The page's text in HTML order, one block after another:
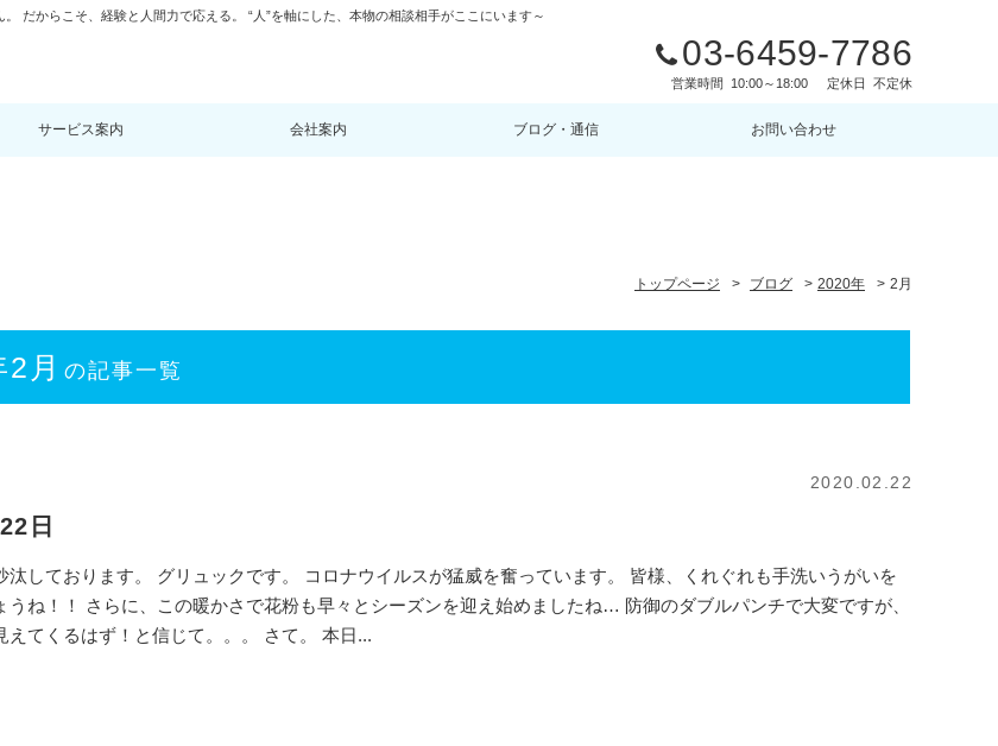
だからこそ、経験と人間力で応える。 “人”を軸にした、本物の相談相手がここにいます～
03-6459-7786
営業時間 10:00～18:00 定休日 不定休
サービス案内 会社案内 ブログ・通信 お問い合わせ
トップページ > ブログ > 2020年 > 2月
月 の記事一覧
2020.02.22
日
汰しております。 グリュックです。 コロナウイルスが猛威を奮っています。 皆様、くれぐれも手洗いうがいを
うね！！ さらに、この暖かさで花粉も早々とシーズンを迎え始めましたね… 防御のダブルパンチで大変ですが、
えてくるはず！と信じて。。。 さて。 本日...